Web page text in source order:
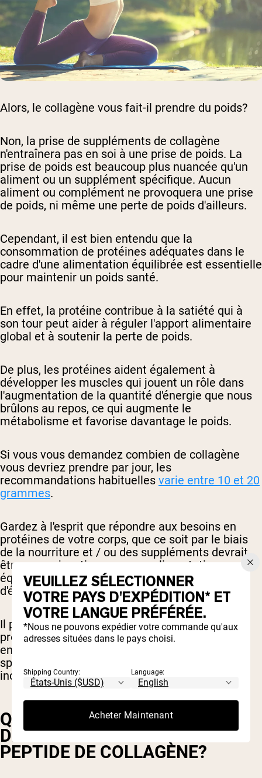
Alors, le collagène vous fait-il prendre du poids?
Non, la prise de suppléments de collagène
n'entraînera pas en soi à une prise de poids. La
prise de poids est beaucoup plus nuancée qu'un
aliment ou un supplément spécifique. Aucun
aliment ou complément ne provoquera une prise
de poids, ni même une perte de poids d'ailleurs.
Cependant, il est bien entendu que la
consommation de protéines adéquates dans le
cadre d'une alimentation équilibrée est essentielle
pour maintenir un poids santé.
En effet, la protéine contribue à la satiété qui à
son tour peut aider à réguler l'apport alimentaire
global et à soutenir la perte de poids.
De plus, les protéines aident également à
développer les muscles qui jouent un rôle dans
l'augmentation de la quantité d'énergie que nous
brûlons au repos, ce qui augmente le
métabolisme et favorise davantage le poids.
Si vous vous demandez combien de collagène
vous devriez prendre par jour, les
recommandations habituelles varie entre 10 et 20
grammes.
Gardez à l'esprit que répondre aux besoins en
protéines de votre corps, que ce soit par le biais
de la nourriture et / ou des suppléments devrait
être en conjonction avec une alimentation
équilibrée qui répond à vos besoins individuels
d'énergie et de nutrition.
Il peut être utile de travailler avec un
professionnel de la nutrition tel qu'un diététiste
enregistré pour comprendre vos besoins
spécifiques et apprendre des moyens
individualisés pour atteindre vos objectifs.
QUELS SONT LES AVANTAGES
DE LA SUPPLÉMENTATION EN
PEPTIDE DE COLLAGÈNE?
VEUILLEZ SÉLECTIONNER
VOTRE PAYS D'EXPÉDITION* ET
VOTRE LANGUE PRÉFÉRÉE.
*Nous ne pouvons expédier votre commande qu'aux
adresses situées dans le pays choisi.
Shipping Country: Language:
Acheter Maintenant